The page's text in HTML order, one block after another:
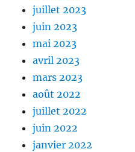
juillet 2023
juin 2023
mai 2023
avril 2023
mars 2023
août 2022
juillet 2022
juin 2022
janvier 2022